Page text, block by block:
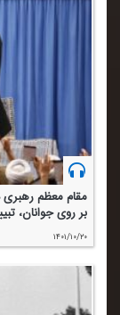
بر روی جوانان،
۱۴۰۱/۱۰/۲۰